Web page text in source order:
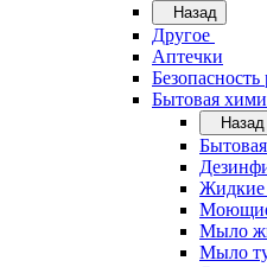
Назад
Другое
Аптечки
Безопасность
Бытовая
Назад
Жидкие
Моющие
Мыло
Мыло